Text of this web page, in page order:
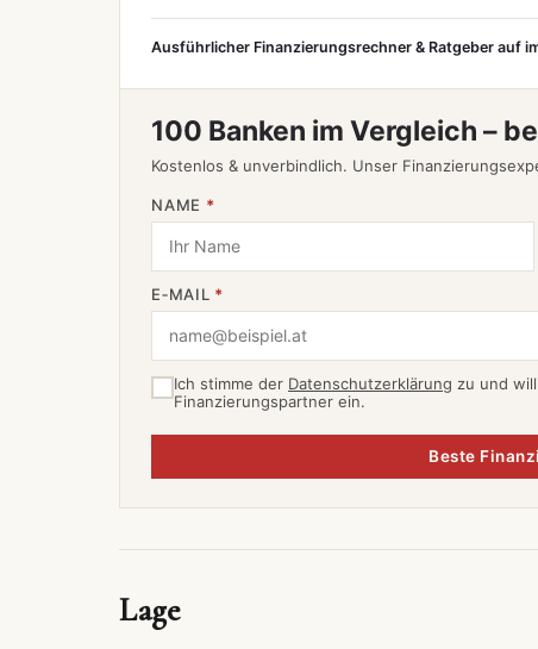
Ausführlicher Finanzierungsrechner & Ratgeber auf
100 Banken im Vergleich –
Kostenlos & unverbindlich. Unser
NAME *
E‑MAIL *
Ich stimme der Datenschutzerklärung zu und
Finanzierungspartner ein.
Beste
Lage